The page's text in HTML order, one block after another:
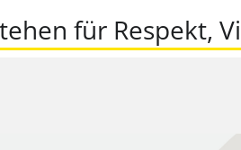
für Respekt,